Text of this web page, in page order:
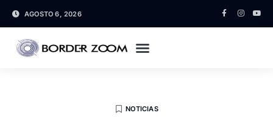
AGOSTO 6, 2026
NOTICIAS